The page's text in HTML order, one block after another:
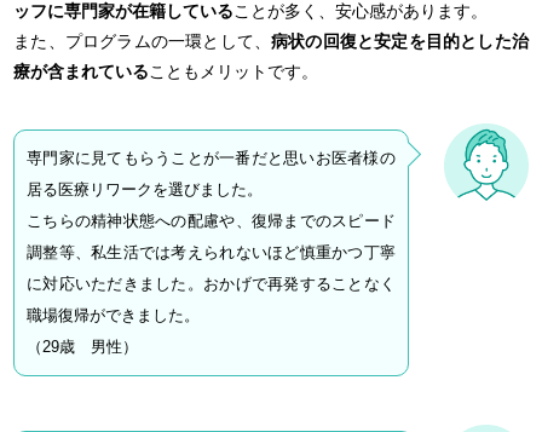
ッフに専門家が在籍していることが多く、安心感があります。
また、プログラムの一環として、病状の回復と安定を目的とした治
療が含まれていることもメリットです。
専門家に見てもらうことが一番だと思いお医者様の
居る医療リワークを選びました。
こちらの精神状態への配慮や、復帰までのスピード
調整等、私生活では考えられないほど慎重かつ丁寧
に対応いただきました。おかげで再発することなく
職場復帰ができました。
（29歳 男性）